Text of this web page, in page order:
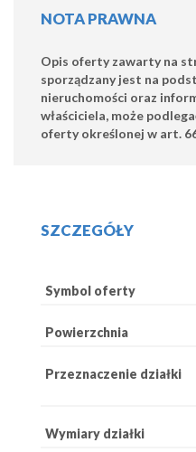
NOTA PRAWNA
Opis oferty zawarty na
sporządzany jest na
nieruchomości oraz
właściciela, może
oferty określonej w art.
SZCZEGÓŁY
Symbol oferty
Powierzchnia
Przeznaczenie działki
Wymiary działki